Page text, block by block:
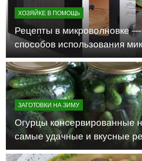
ХОЗЯЙКЕ В ПОМОЩЬ
Рецепты в микроволновке
способов использования
печи о которых вы могли не
ЗАГОТОВКИ НА ЗИМУ
Огурцы консервированные
самые удачные и вкусные